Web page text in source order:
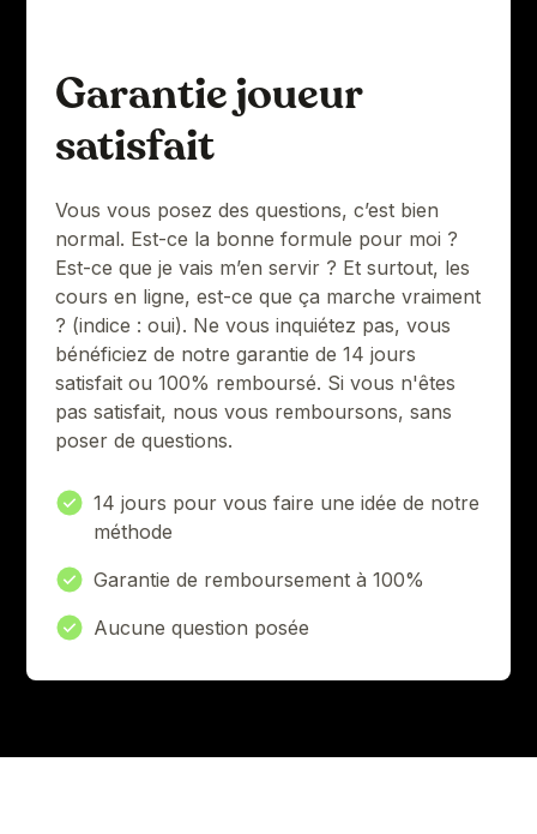
Garantie joueur
satisfait
Vous vous posez des questions, c’est bien
normal. Est-ce la bonne formule pour moi ?
Est-ce que je vais m’en servir ? Et surtout, les
cours en ligne, est-ce que ça marche vraiment
? (indice : oui). Ne vous inquiétez pas, vous
bénéficiez de notre garantie de 14 jours
satisfait ou 100% remboursé. Si vous n'êtes
pas satisfait, nous vous remboursons, sans
poser de questions.
14 jours pour vous faire une idée de notre
méthode
Garantie de remboursement à 100%
Aucune question posée